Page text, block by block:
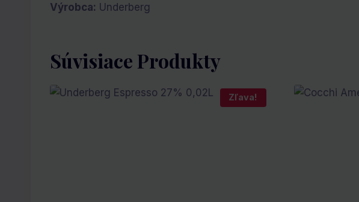
Výrobca: Underberg
Súvisiace Produkty
Zľava!